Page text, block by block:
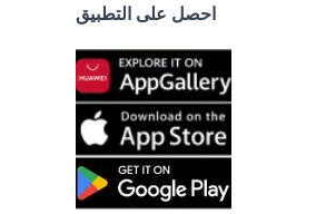
احصل على التطبيق